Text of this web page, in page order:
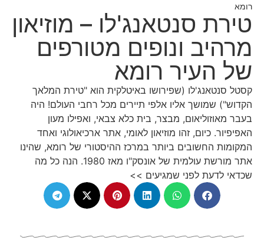
רומא
טירת סנטאנג'לו – מוזיאון
מרהיב ונופים מטורפים
של העיר רומא
קסטל סנטאנג'לו (שפירושו באיטלקית הוא "טירת המלאך
הקדוש") שמושך אליו אלפי תיירים מכל רחבי העולם! היה
בעבר מאוזוליאום, מבצר, בית כלא צבאי, ואפילו מעון
האפיפיור. כיום, זהו מוזיאון לאומי, אתר ארכיאולוגי ואחד
המקומות החשובים ביותר במרכז ההיסטורי של רומא, שהינו
אתר מורשת עולמית של אונסק"ו מאז 1980. הנה כל מה
שכדאי לדעת לפני שמגיעים >>